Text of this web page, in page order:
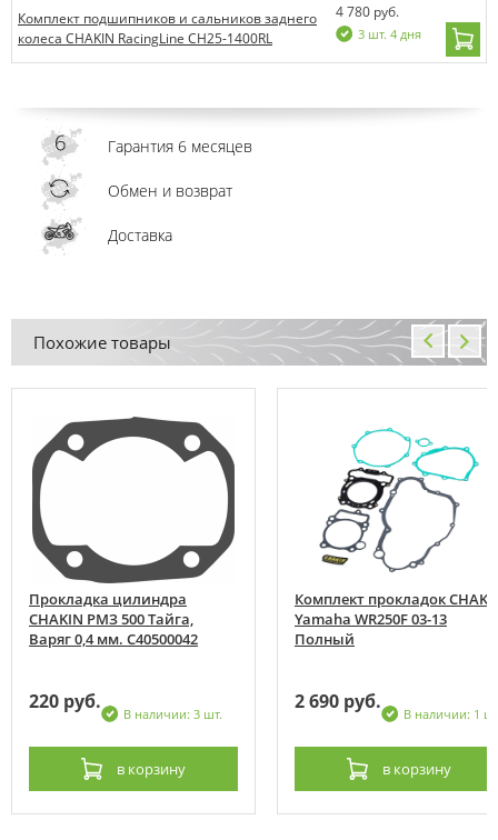
Комплект подшипников и сальников заднего
колеса CHAKIN RacingLine CH25-1400RL
4 780 руб.
3 шт. 4 дня
Гарантия 6 месяцев
Обмен и возврат
Доставка
Похожие товары
Прокладка цилиндра
CHAKIN РМЗ 500 Тайга,
Варяг 0,4 мм. C40500042
220 руб.
В наличии: 3 шт.
в корзину
Комплект прокладок
Yamaha WR250F 03-13
Полный
2 690 руб.
В наличии: 1
в корзину